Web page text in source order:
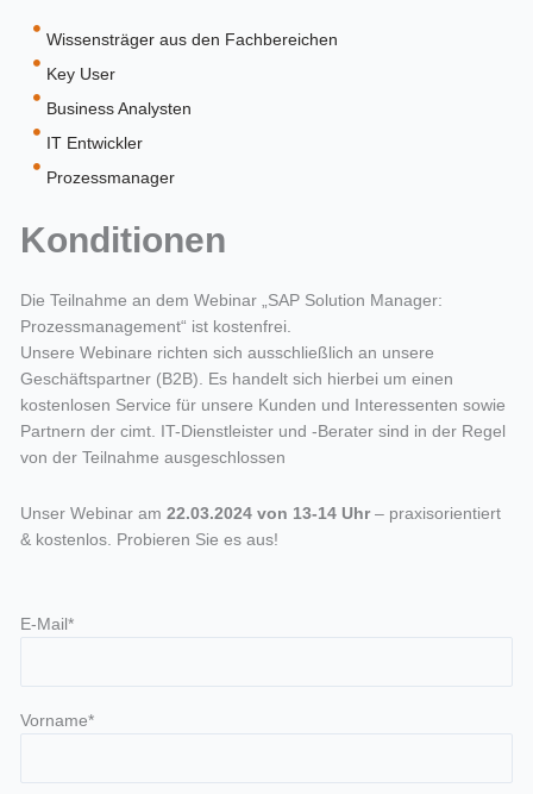
Wissensträger aus den Fachbereichen
Key User
Business Analysten
IT Entwickler
Prozessmanager
Konditionen
Die Teilnahme an dem Webinar „SAP Solution Manager:
Prozessmanagement“ ist kostenfrei.
Unsere Webinare richten sich ausschließlich an unsere
Geschäftspartner (B2B). Es handelt sich hierbei um einen
kostenlosen Service für unsere Kunden und Interessenten sowie
Partnern der cimt. IT-Dienstleister und -Berater sind in der Regel
von der Teilnahme ausgeschlossen
Unser Webinar am 22.03.2024 von 13-14 Uhr– praxisorientiert
& kostenlos. Probieren Sie es aus!
E-Mail*
Vorname*